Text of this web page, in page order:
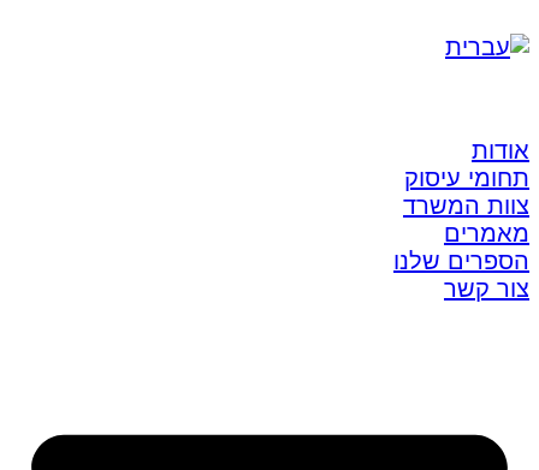
אודות
תחומי עיסוק
צוות המשרד
מאמרים
הספרים שלנו
צור קשר